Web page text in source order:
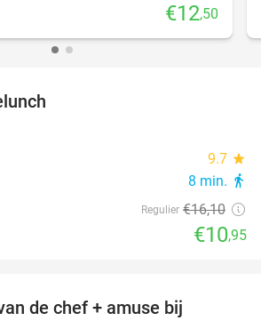
€12,50
9.7 star
8 min. directions_walk
Regulier €16,10
€10,95
de chef + amuse bij